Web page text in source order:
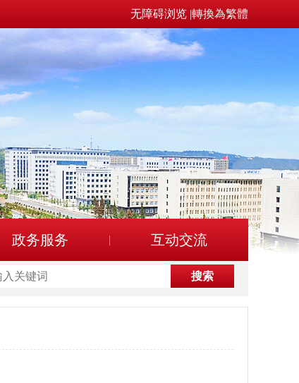
无障碍浏览 |轉換為繁體
政务服务 互动交流